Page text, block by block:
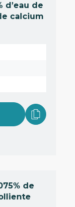
d’eau de
calcium
de